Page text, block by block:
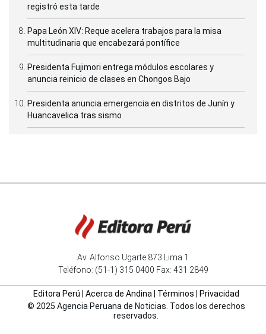
registró esta tarde
Papa León XIV: Reque acelera trabajos para la misa
multitudinaria que encabezará pontífice
Presidenta Fujimori entrega módulos escolares y
anuncia reinicio de clases en Chongos Bajo
Presidenta anuncia emergencia en distritos de Junín y
Huancavelica tras sismo
Av. Alfonso Ugarte 873 Lima 1
Teléfono: (51-1) 315 0400 Fax: 431 2849
Editora Perú Acerca de Andina Términos
Privacidad
© 2025 Agencia Peruana de Noticias. Todos los derechos
reservados.